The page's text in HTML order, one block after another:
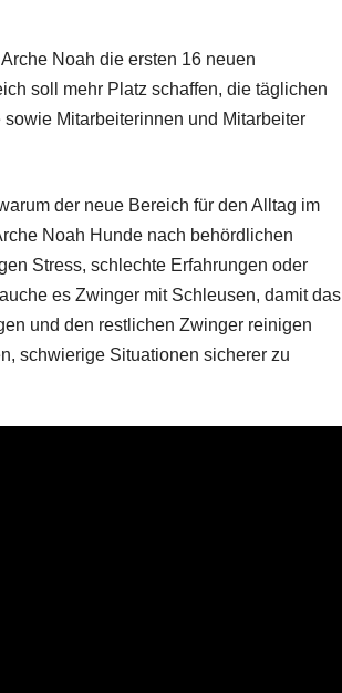
Noah die ersten 16 neuen
soll mehr Platz schaffen, die täglichen
Mitarbeiterinnen und Mitarbeiter
der neue Bereich für den Alltag im
Noah Hunde nach behördlichen
Stress, schlechte Erfahrungen oder
es Zwinger mit Schleusen, damit das
und den restlichen Zwinger reinigen
schwierige Situationen sicherer zu